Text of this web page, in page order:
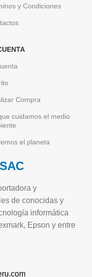
y Condiciones
Compra
cuidamos el medio
el planeta
y
de conocidas y
informática
Epson y entre